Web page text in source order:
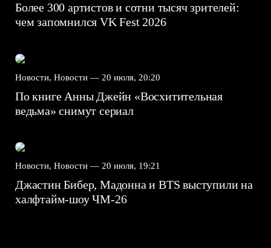
Более 300 артистов и сотни тысяч зрителей:
чем запомнился VK Fest 2026
Новости, Новости — 20 июля, 20:20
По книге Анны Джейн «Восхитительная
ведьма» снимут сериал
Новости, Новости — 20 июля, 19:21
Джастин Бибер, Мадонна и BTS выступили на
халфтайм-шоу ЧМ-26